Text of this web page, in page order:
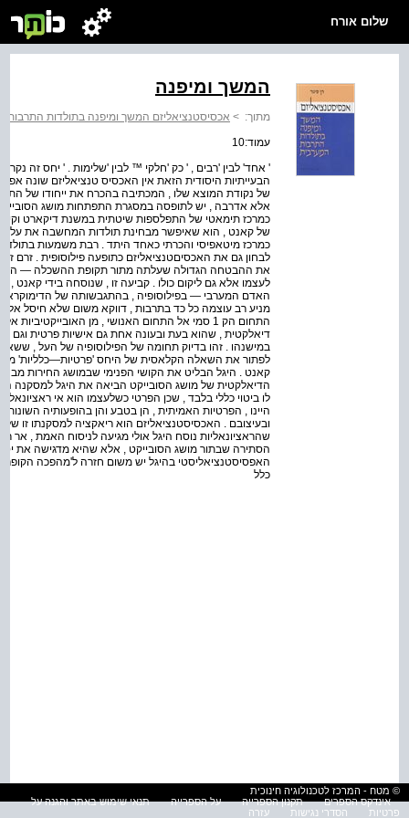
שלום אורח
המשך ומיפנה
מתוך: > אכסיסטנציאליזם המשך ומיפנה בתולדות התרבות
עמוד:10
' אחד' לבין 'רבים , ' כק 'חלקי ™ לבין 'שלימות . ' יחס זה
הבעייתיות היסודית הזאת אין האכסיס טנציאליזם שונה
של נקודת המוצא שלו , המכתיבה בהכרח את ייחודו של התוכן
אלא אדרבה , יש לתופסה במסגרת התפתחות מושג
כמרכז תימאטי של התפלספות שיטתית במשנת דיקארט
של קאנט , הוא שאיפשר מבחינת תולדות המחשבה את
כמרכז מיטאפיסי והכרתי כאחד היתד . רבת משמעות
לבחון גם את האכסיםטנציאליזם כתופעה פילוסופית . זרם
את ההבטחה הגדולה שעלתה מתור תקופת ההשכלה —
לעצמו אלא גם ליקום כולו . קביעה זו , שנוסחה בידי קאנט ,
האדם המערבי — בפילוסופיה , בהתגבשותה של
מניע רב עוצמה כל כד בתרבות , דווקא משום שלא חיסל
התחום הק 1 סמי אל התחום האנושי , מן
דיאלקטית , שהוא בעת ובעונה אחת גם אישיות פרטית וגם
במישנהו . זהו בדיוק תחומה של הפילוסופיה של העל ,
לפתור את השאלה הקלאסית של היחס 'פרטיות—כלליות'
קאנט . היגל הבליט את הקושי הפנימי שבמושג החירות
הדיאלקטית של מושג הסובייקט הביאה את היגל למסקנה
לו ביטוי כללי בלבד , שכן הפרטי כשלעצמו הוא אי
היינו , הפרטיות האמיתית , הן בטבע והן בהופעותיה
ובעיצובם . האכסיסטנציאליזם הוא ריאקציה למסקנתו זו של
שהראציונאליות נוסח היגל אולי מגיעה לניסוח האמת , אר
הסתירה שבתור מושג הסובייקט , אלא שהיא מדגישה את
האפסיסטנציאליסטי בהיגל יש משום חזרה ל'מהפכה
כלל
© מטח - המרכז לטכנולוגיה חינוכית
אינדקס הספרים
תקנון הספרייה על הספרייה
תנאי שימוש באתר והגנה על
פרטיות
הסדרי נגישות עזרה